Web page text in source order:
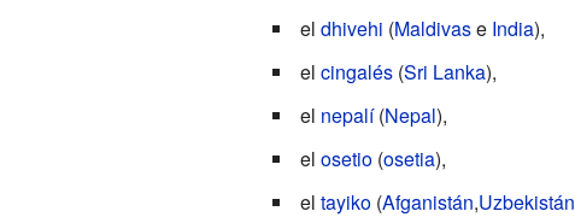
el dhivehi (Maldivase India),
el cingalés(Sri Lanka),
el nepalí(Nepal),
el osetio(osetia),
el tayiko(Afganistán,Uzbekistán